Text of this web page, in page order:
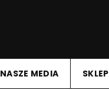
NASZE MEDIA SKLEP